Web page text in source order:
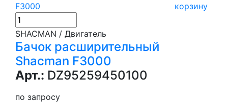
корзину
SHACMAN / Двигатель
Бачок расширительный
Shacman F3000
Арт.: DZ95259450100
по запросу